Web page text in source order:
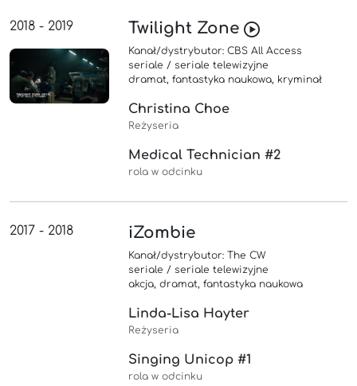
2018 - 2019 Twilight Zone
Kanał/dystrybutor: CBS All Access
seriale / seriale telewizyjne
dramat, fantastyka naukowa, kryminał
Christina Choe
Reżyseria
Medical Technician #2
rola w odcinku
2017 - 2018 iZombie
Kanał/dystrybutor: The CW
seriale / seriale telewizyjne
akcja, dramat, fantastyka naukowa
Linda-Lisa Hayter
Reżyseria
Singing Unicop #1
rola w odcinku